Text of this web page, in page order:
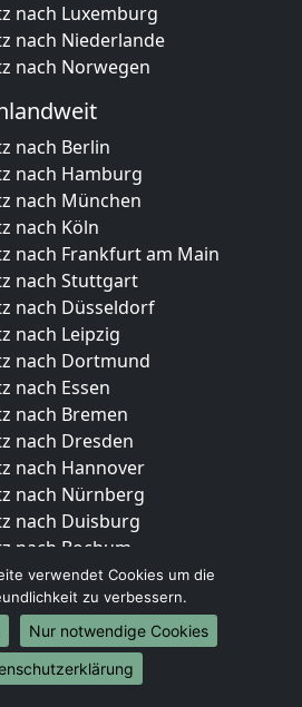
nach Luxemburg
nach Niederlande
nach Norwegen
nach Berlin
nach Hamburg
nach München
nach Köln
nach Frankfurt am Main
nach Stuttgart
nach Düsseldorf
nach Leipzig
nach Dortmund
nach Essen
nach Bremen
nach Dresden
nach Hannover
nach Nürnberg
nach Duisburg
nach Bochum
nach Wuppertal
nach Bielefeld
nach Bonn
nach Münster
verwendet Cookies um die
zu verbessern.
Nur notwendige Cookies